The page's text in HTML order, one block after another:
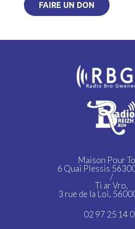
FAIRE UN DON
Maison Pour
6 Quai Plessis
/
Ti ar Vro,
3 rue de la Loi,
02 97 25 14